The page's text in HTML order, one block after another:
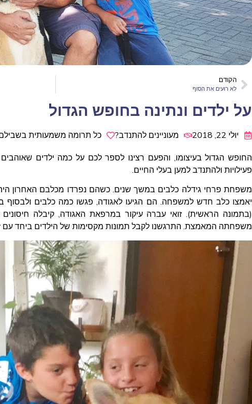
הקודם
לא רועים את הסוף
על ילדים ונתינה בחופש הגדול
יולי 22, 2018 מעוניינים להתנדב?
כל תרומה משמעותית
החופש הגדול בעיצומו, והפעם רצינו לספר לכם על כמה ילדים שאוהבים
פעילויות ולהתנדב למען בעלי החיים.
משפחת פרחי גידלה כלבים במשך שנים. כשהם נפרדו מכלבם האחרון
יאמצו כלב חדש למשפחה. הם הגיעו לאגודה, פגשו כמה כלבים ולבסוף
(בתמונה הראשית). זואי עברה עיקור במרפאת האגודה, קיבלה
משפחתה המאמצת. התרגשנו לקבל תמונות מקסימות של הילדים ביחד עם